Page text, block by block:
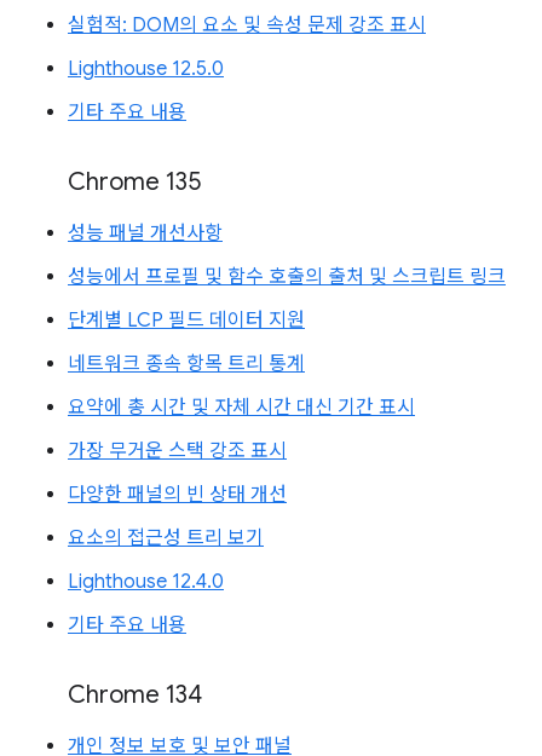
실험적: DOM의 요소 및 속성 문제 강조 표시
Lighthouse 12.5.0
기타 주요 내용
Chrome 135
성능 패널 개선사항
성능에서 프로필 및 함수 호출의 출처 및 스크립트 링크
단계별 LCP 필드 데이터 지원
네트워크 종속 항목 트리 통계
요약에 총 시간 및 자체 시간 대신 기간 표시
가장 무거운 스택 강조 표시
다양한 패널의 빈 상태 개선
요소의 접근성 트리 보기
Lighthouse 12.4.0
기타 주요 내용
Chrome 134
개인 정보 보호 및 보안 패널